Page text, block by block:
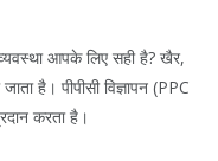
आपके लिए सही है? खैर,
है। पीपीसी विज्ञापन (PPC
करता है।